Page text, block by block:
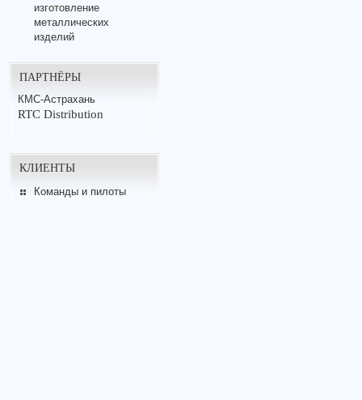
изготовление
металлических
изделий
ПАРТНЁРЫ
КМС-Астрахань
RTC Distribution
КЛИЕНТЫ
Команды и пилоты